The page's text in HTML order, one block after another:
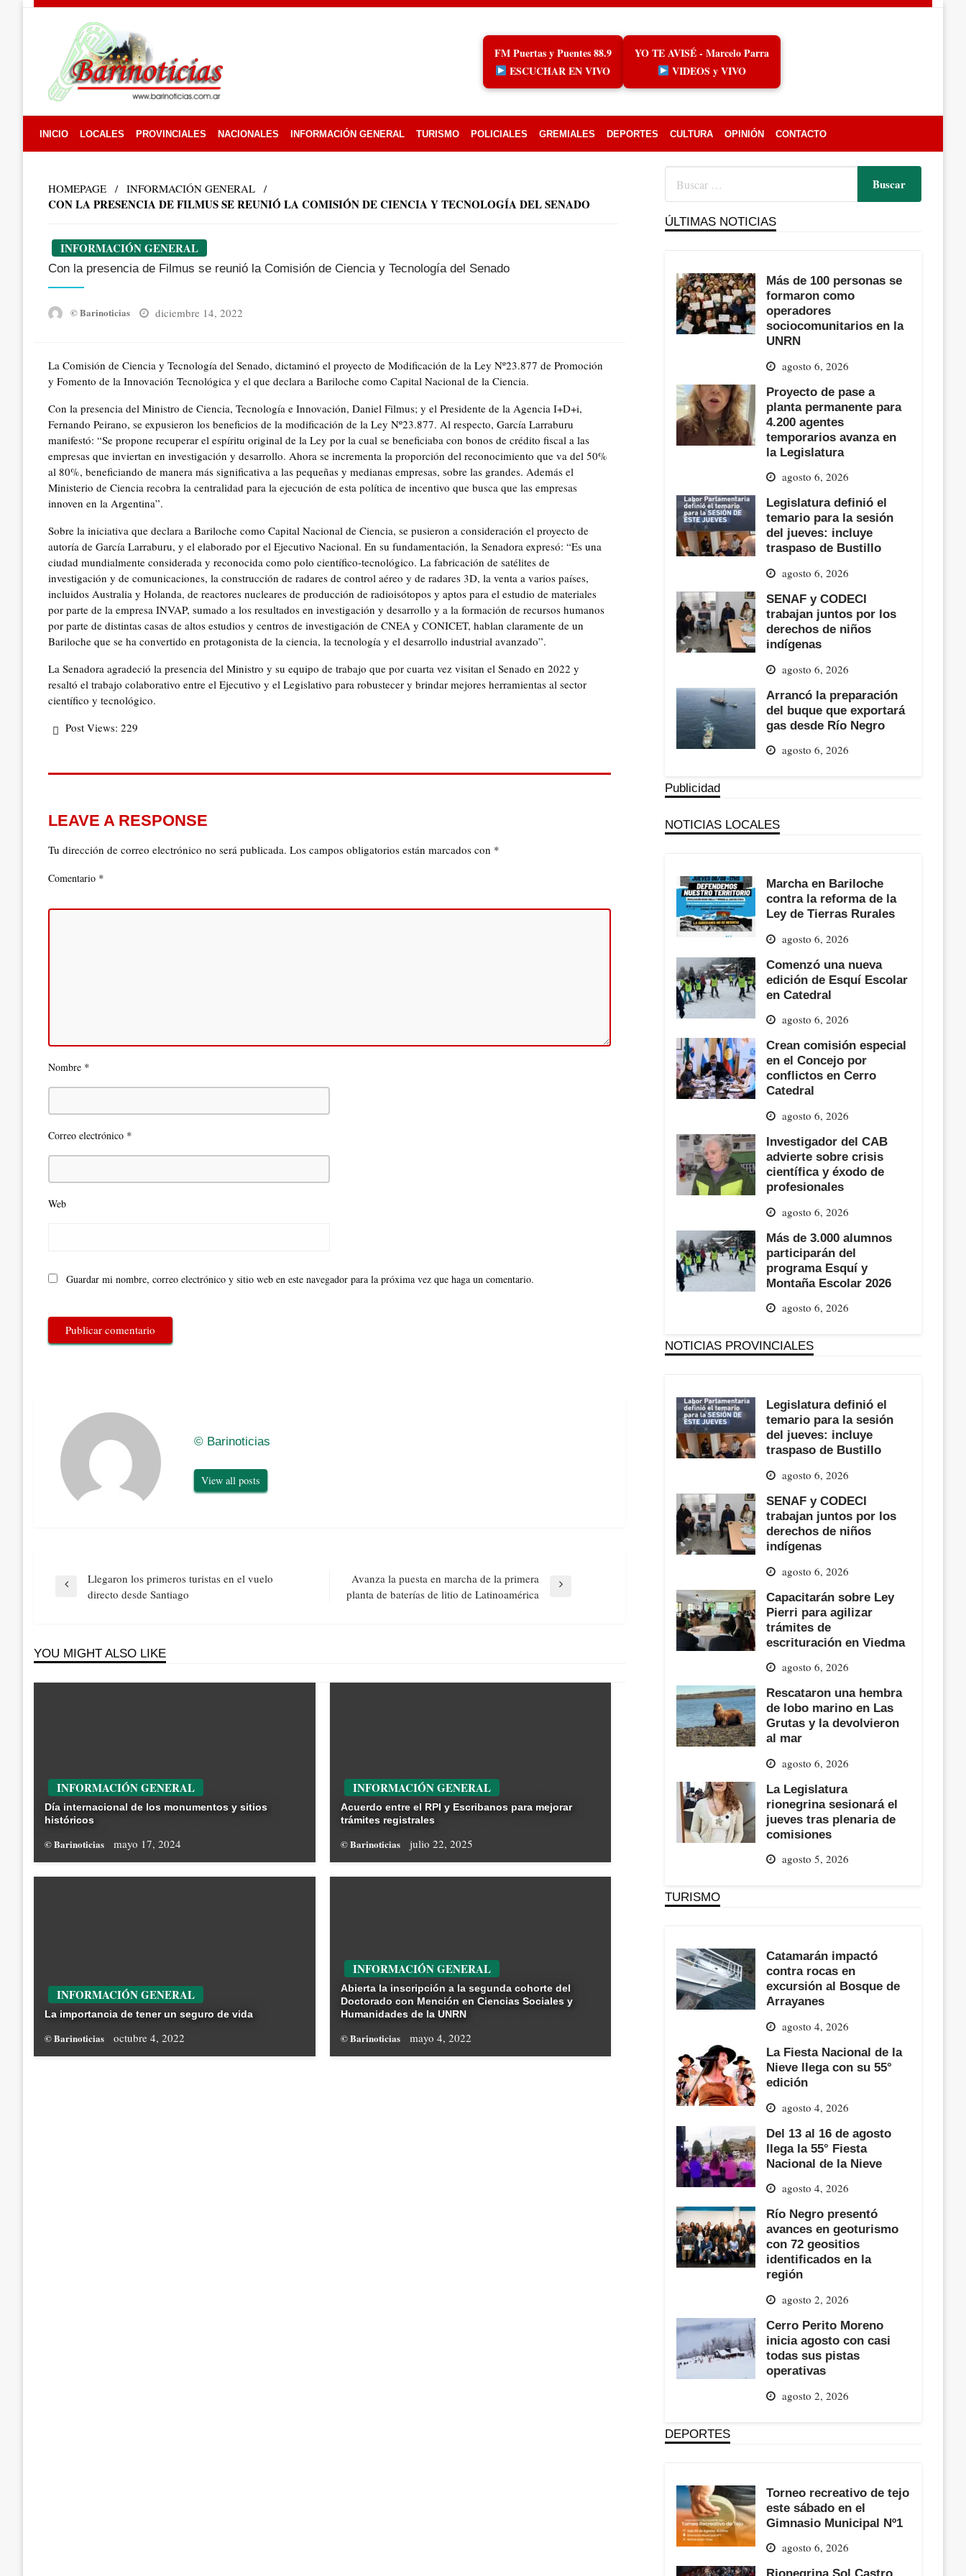
FM Puertas y Puentes 88.9
ESCUCHAR EN VIVO
YO TE AVISÉ - Marcelo Parra
VIDEOS y VIVO
INICIO LOCALES PROVINCIALES NACIONALES INFORMACIÓN GENERAL TURISMO POLICIALES GREMIALES DEPORTES CULTURA OPINIÓN CONTACTO
HOMEPAGE INFORMACIÓN GENERAL
CON LA PRESENCIA DE FILMUS SE REUNIÓ LA COMISIÓN DE CIENCIA Y TECNOLOGÍA DEL SENADO
INFORMACIÓN GENERAL
Con la presencia de Filmus se reunió la Comisión de Ciencia y Tecnología del Senado
© Barinoticias
Posted
diciembre 14, 2022
La Comisión de Ciencia y Tecnología del Senado, dictaminó el proyecto de Modificación de la Ley Nº23.877 de Promoción
y Fomento de la Innovación Tecnológica y el que declara a Bariloche como Capital Nacional de la Ciencia.
Con la presencia del Ministro de Ciencia, Tecnología e Innovación, Daniel Filmus; y el Presidente de la Agencia I+D+i,
Fernando Peirano, se expusieron los beneficios de la modificación de la Ley Nº23.877. Al respecto, García Larraburu
manifestó: “Se propone recuperar el espíritu original de la Ley por la cual se beneficiaba con bonos de crédito fiscal a las
empresas que inviertan en investigación y desarrollo. Ahora se incrementa la proporción del reconocimiento que va del 50%
al 80%, beneficiando de manera más significativa a las pequeñas y medianas empresas, sobre las grandes. Además el
Ministerio de Ciencia recobra la centralidad para la ejecución de esta política de incentivo que busca que las empresas
innoven en la Argentina”.
Sobre la iniciativa que declara a Bariloche como Capital Nacional de Ciencia, se pusieron a consideración el proyecto de
autoría de García Larraburu, y el elaborado por el Ejecutivo Nacional. En su fundamentación, la Senadora expresó: “Es una
ciudad mundialmente considerada y reconocida como polo científico-tecnológico. La fabricación de satélites de
investigación y de comunicaciones, la construcción de radares de control aéreo y de radares 3D, la venta a varios países,
incluidos Australia y Holanda, de reactores nucleares de producción de radioisótopos y aptos para el estudio de materiales
por parte de la empresa INVAP, sumado a los resultados en investigación y desarrollo y a la formación de recursos humanos
por parte de distintas casas de altos estudios y centros de investigación de CNEA y CONICET, hablan claramente de un
Bariloche que se ha convertido en protagonista de la ciencia, la tecnología y el desarrollo industrial avanzado”.
La Senadora agradeció la presencia del Ministro y su equipo de trabajo que por cuarta vez visitan el Senado en 2022 y
resaltó el trabajo colaborativo entre el Ejecutivo y el Legislativo para robustecer y brindar mejores herramientas al sector
científico y tecnológico.
Post Views: 229
LEAVE A RESPONSE
Tu dirección de correo electrónico no será publicada. Los campos obligatorios están marcados con *
Comentario *
Nombre *
Correo electrónico *
Web
Guardar mi nombre, correo electrónico y sitio web en este navegador para la próxima vez que haga un comentario.
© Barinoticias
View all posts
Navegación
Previous
Llegaron los primeros turistas en el vuelo
directo desde Santiago
Next
Avanza la puesta en marcha de la primera
planta de baterías de litio de Latinoamérica
YOU MIGHT ALSO LIKE
INFORMACIÓN GENERAL
Día internacional de los monumentos y sitios
históricos
© Barinoticias mayo 17, 2024
INFORMACIÓN GENERAL
Acuerdo entre el RPI y Escribanos para mejorar
trámites registrales
© Barinoticias julio 22, 2025
INFORMACIÓN GENERAL
La importancia de tener un seguro de vida
© Barinoticias octubre 4, 2022
INFORMACIÓN GENERAL
Abierta la inscripción a la segunda cohorte del
Doctorado con Mención en Ciencias Sociales y
Humanidades de la UNRN
© Barinoticias mayo 4, 2022
ÚLTIMAS NOTICIAS
Más de 100 personas se
formaron como
operadores
sociocomunitarios en la
UNRN
agosto 6, 2026
Proyecto de pase a
planta permanente para
4.200 agentes
temporarios avanza en
la Legislatura
agosto 6, 2026
Legislatura definió el
temario para la sesión
del jueves: incluye
traspaso de Bustillo
agosto 6, 2026
SENAF y CODECI
trabajan juntos por los
derechos de niños
indígenas
agosto 6, 2026
Arrancó la preparación
del buque que exportará
gas desde Río Negro
agosto 6, 2026
Publicidad
NOTICIAS LOCALES
Marcha en Bariloche
contra la reforma de la
Ley de Tierras Rurales
agosto 6, 2026
Comenzó una nueva
edición de Esquí Escolar
en Catedral
agosto 6, 2026
Crean comisión especial
en el Concejo por
conflictos en Cerro
Catedral
agosto 6, 2026
Investigador del CAB
advierte sobre crisis
científica y éxodo de
profesionales
agosto 6, 2026
Más de 3.000 alumnos
participarán del
programa Esquí y
Montaña Escolar 2026
agosto 6, 2026
NOTICIAS PROVINCIALES
Legislatura definió el
temario para la sesión
del jueves: incluye
traspaso de Bustillo
agosto 6, 2026
SENAF y CODECI
trabajan juntos por los
derechos de niños
indígenas
agosto 6, 2026
Capacitarán sobre Ley
Pierri para agilizar
trámites de
escrituración en Viedma
agosto 6, 2026
Rescataron una hembra
de lobo marino en Las
Grutas y la devolvieron
al mar
agosto 6, 2026
La Legislatura
rionegrina sesionará el
jueves tras plenaria de
comisiones
agosto 5, 2026
TURISMO
Catamarán impactó
contra rocas en
excursión al Bosque de
Arrayanes
agosto 4, 2026
La Fiesta Nacional de la
Nieve llega con su 55°
edición
agosto 4, 2026
Del 13 al 16 de agosto
llega la 55° Fiesta
Nacional de la Nieve
agosto 4, 2026
Río Negro presentó
avances en geoturismo
con 72 geositios
identificados en la
región
agosto 2, 2026
Cerro Perito Moreno
inicia agosto con casi
todas sus pistas
operativas
agosto 2, 2026
DEPORTES
Torneo recreativo de tejo
este sábado en el
Gimnasio Municipal Nº1
agosto 6, 2026
Rionegrina Sol Castro